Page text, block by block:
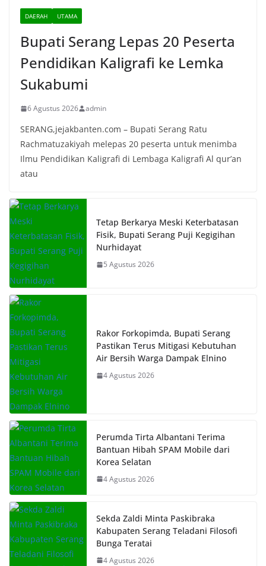
DAERAH UTAMA
Bupati Serang Lepas 20 Peserta
Pendidikan Kaligrafi ke Lemka
Sukabumi
6 Agustus 2026 admin
SERANG,jejakbanten.com – Bupati Serang Ratu
Rachmatuzakiyah melepas 20 peserta untuk menimba
Ilmu Pendidikan Kaligrafi di Lembaga Kaligrafi Al qur’an
atau
Tetap Berkarya Meski Keterbatasan
Fisik, Bupati Serang Puji Kegigihan
Nurhidayat
5 Agustus 2026
Rakor Forkopimda, Bupati Serang
Pastikan Terus Mitigasi Kebutuhan
Air Bersih Warga Dampak Elnino
4 Agustus 2026
Perumda Tirta Albantani Terima
Bantuan Hibah SPAM Mobile dari
Korea Selatan
4 Agustus 2026
Sekda Zaldi Minta Paskibraka
Kabupaten Serang Teladani Filosofi
Bunga Teratai
4 Agustus 2026